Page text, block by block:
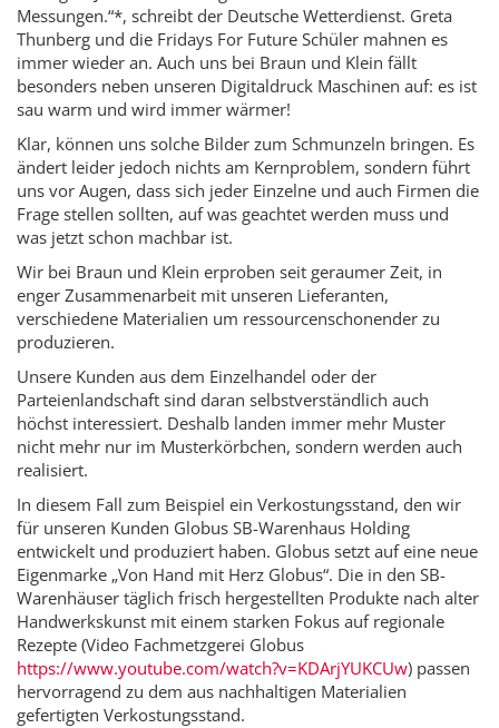
Messungen.“*, schreibt der Deutsche Wetterdienst. Greta
Thunberg und die Fridays For Future Schüler mahnen es
immer wieder an. Auch uns bei Braun und Klein fällt
besonders neben unseren Digitaldruck Maschinen auf: es ist
sau warm und wird immer wärmer!
Klar, können uns solche Bilder zum Schmunzeln bringen. Es
ändert leider jedoch nichts am Kernproblem, sondern führt
uns vor Augen, dass sich jeder Einzelne und auch Firmen die
Frage stellen sollten, auf was geachtet werden muss und
was jetzt schon machbar ist.
Wir bei Braun und Klein erproben seit geraumer Zeit, in
enger Zusammenarbeit mit unseren Lieferanten,
verschiedene Materialien um ressourcenschonender zu
produzieren.
Unsere Kunden aus dem Einzelhandel oder der
Parteienlandschaft sind daran selbstverständlich auch
höchst interessiert. Deshalb landen immer mehr Muster
nicht mehr nur im Musterkörbchen, sondern werden auch
realisiert.
In diesem Fall zum Beispiel ein Verkostungsstand, den wir
für unseren Kunden Globus SB-Warenhaus Holding
entwickelt und produziert haben. Globus setzt auf eine neue
Eigenmarke „Von Hand mit Herz Globus“. Die in den SB-
Warenhäuser täglich frisch hergestellten Produkte nach alter
Handwerkskunst mit einem starken Fokus auf regionale
Rezepte (Video Fachmetzgerei Globus
https://www.youtube.com/watch?v=KDArjYUKCUw) passen
hervorragend zu dem aus nachhaltigen Materialien
gefertigten Verkostungsstand.